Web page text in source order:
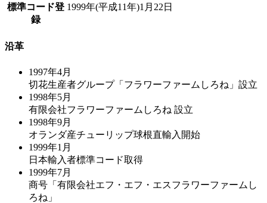
標準コード登
録
1999年(平成11年)1月22日
沿革
1997年4月
切花生産者グループ「フラワーファームしろね」設立
1998年5月
有限会社フラワーファームしろね 設立
1998年9月
オランダ産チューリップ球根直輸入開始
1999年1月
日本輸入者標準コード取得
1999年7月
商号「有限会社エフ・エフ・エスフラワーファームし
ろね」